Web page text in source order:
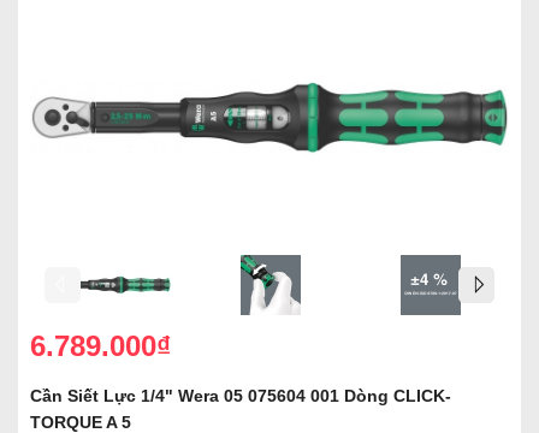
6.789.000₫
Cần Siết Lực 1/4" Wera 05 075604 001 Dòng CLICK-
TORQUE A 5